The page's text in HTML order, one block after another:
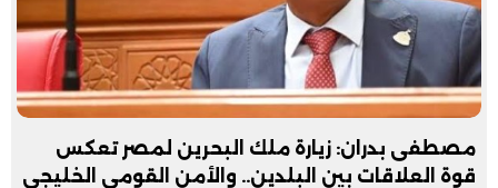
مصطفى بدران: زيارة ملك البحرين لمصر تعكس
قوة العلاقات بين البلدين.. والأمن القومي الخليجي